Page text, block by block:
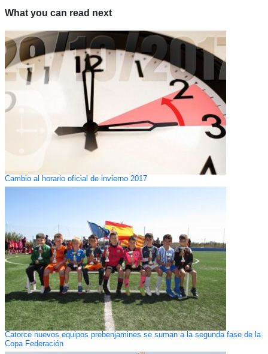
What you can read next
Cambio al horario oficial de invierno 2017
Catorce nuevos equipos prebenjamines se suman a la segunda fase de la
Copa Federación